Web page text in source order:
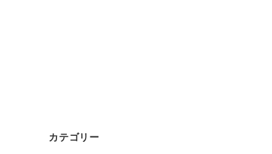
カテゴリー